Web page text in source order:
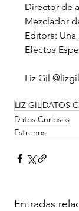
Director de
Mezclador
Editora:
Efectos
Liz Gil
LIZ GILDATOS
Datos Curiosos
Estrenos
Entradas